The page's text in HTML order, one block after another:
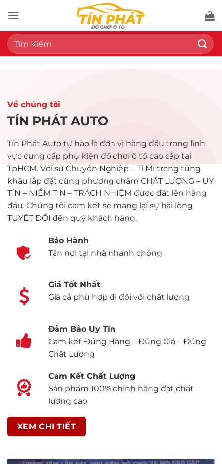
qua
nội
dung
Tìm
kiếm:
Về chúng tôi
TÍN PHÁT AUTO
Tín Phát Auto tự hào là đơn vị hàng đầu trong lĩnh
vực cung cấp phụ kiện đồ chơi ô tô cao cấp tại
TpHCM. Với sự Chuyên Nghiệp – Tỉ Mỉ trong từng
khâu lắp đặt cùng phương châm CHẤT LƯỢNG – UY
TÍN – NIỀM TIN – TRÁCH NHIỆM được đặt lên hàng
đầu. Chúng tôi cam kết sẽ mang lại sự hài lòng
TUYỆT ĐỐI đến quý khách hàng.
Bảo Hành
Tận nơi tại nhà nhanh chóng
Giá Tốt Nhất
Giá cả phù hợp đi đôi với chất lượng
Đảm Bảo Uy Tín
Cam kết Đúng Hàng – Đúng Giá – Đúng
Chất Lượng
Cam Kết Chất Lượng
Sản phẩm 100% chính hãng đạt chất
lượng cao
XEM CHI TIẾT